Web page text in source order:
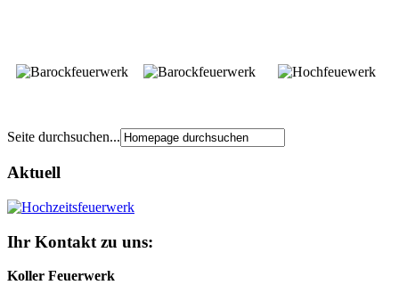
Seite durchsuchen...
Aktuell
Ihr Kontakt zu uns:
Koller Feuerwerk